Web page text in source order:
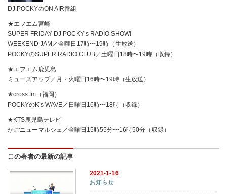
DJ POCKYのON AIR番組
★エフエム宮崎
SUPER FRIDAY DJ POCKY’s RADIO SHOW!
WEEKEND JAM／金曜日17時〜19時（生放送）
POCKYのSUPER RADIO CLUB／土曜日18時〜19時（収録）
★エフエム鹿児島
ミューズアップ／月・火曜日16時〜19時（生放送）
★cross fm（福岡）
POCKYのK’s WAVE／日曜日16時〜18時（収録）
★KTS鹿児島テレビ
かごニューマルシェ／金曜日15時55分〜16時50分（収録）
この著者の最新の記事
2021-1-16
お知らせ